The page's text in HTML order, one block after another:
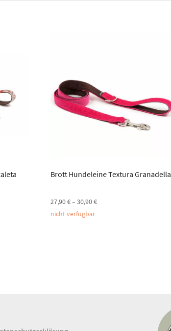
Brott Hundeleine Textura Granadella
27,90€– 30,90€
nicht verfügbar